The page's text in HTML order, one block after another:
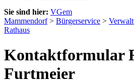
Sie sind hier: VGem
Mammendorf> Bürgerservice >
Rathaus
Kontaktformular
Furtmeier